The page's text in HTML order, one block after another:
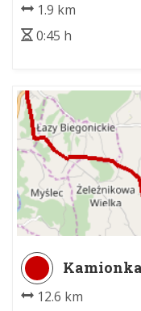
1.9 km
0:45 h
12.6 km